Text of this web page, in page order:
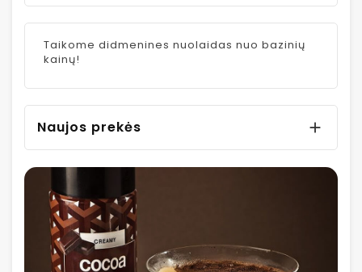
Taikome didmenines nuolaidas nuo bazinių
kainų!
Naujos prekės 